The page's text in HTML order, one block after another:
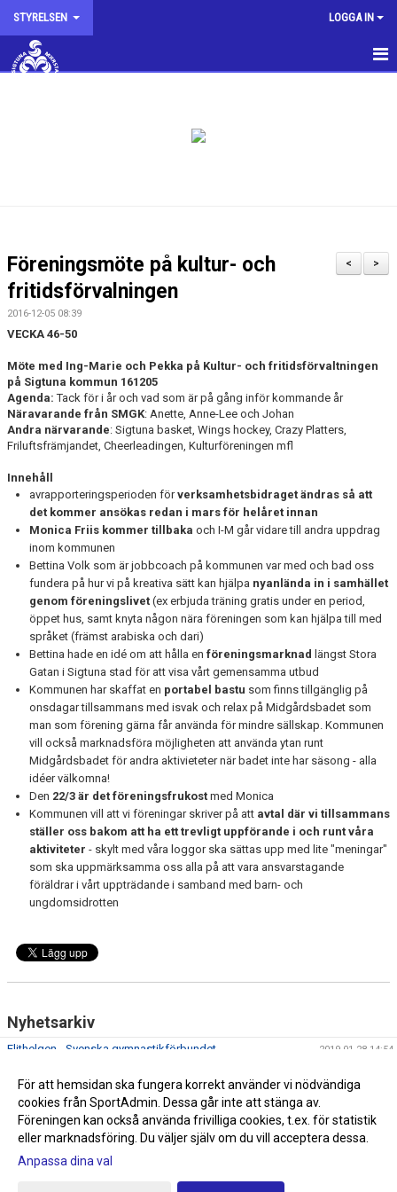
STYRELSEN LOGGA IN
>
<
Föreningsmöte på kultur- och
fritidsförvalningen
2016-12-05 08:39
VECKA 46-50
Möte med Ing-Marie och Pekka på Kultur- och fritidsförvaltningen
på Sigtuna kommun 161205
Agenda: Tack för i år och vad som är på gång inför kommande år
Näravarande från SMGK: Anette, Anne-Lee och Johan
Andra närvarande: Sigtuna basket, Wings hockey, Crazy Platters,
Friluftsfrämjandet, Cheerleadingen, Kulturföreningen mfl
Innehåll
avrapporteringsperioden förverksamhetsbidraget ändras så att
det kommer ansökas redan i mars för helåret innan
Monica Friis kommer tillbaka och I-M går vidare till andra uppdrag
inom kommunen
Bettina Volk som är jobbcoach på kommunen var med och bad oss
fundera på hur vi på kreativa sätt kan hjälpa nyanlända in i samhället
genom föreningslivet (ex erbjuda träning gratis under en period,
öppet hus, samt knyta någon nära föreningen som kan hjälpa till med
språket (främst arabiska och dari)
Bettina hade en idé om att hålla en föreningsmarknad längst Stora
Gatan i Sigtuna stad för att visa vårt gemensamma utbud
Kommunen har skaffat en portabel bastu som finns tillgänglig på
onsdagar tillsammans med isvak och relax på Midgårdsbadet som
man som förening gärna får använda för mindre sällskap. Kommunen
vill också marknadsföra möjligheten att använda ytan runt
Midgårdsbadet för andra aktivieteter när badet inte har säsong - alla
idéer välkomna!
Den 22/3 är det föreningsfrukost med Monica
Kommunen vill att vi föreningar skriver på att avtal där vi tillsammans
ställer oss bakom att ha ett trevligt uppförande i och runt våra
aktiviteter - skylt med våra loggor ska sättas upp med lite "meningar"
som ska uppmärksamma oss alla på att vara ansvarstagande
föräldrar i vårt uppträdande i samband med barn- och
ungdomsidrotten
Nyhetsarkiv
Elithelgen - Svenska gymnastikförbundet 2019-01-28 14:54
Styrelsens eget krypin
Gå till Webbversion
För att hemsidan ska fungera korrekt använder vi nödvändiga
cookies från SportAdmin. Dessa går inte att stänga av.
Föreningen kan också använda frivilliga cookies, t.ex. för statistik
eller marknadsföring. Du väljer själv om du vill acceptera dessa.
Anpassa dina val